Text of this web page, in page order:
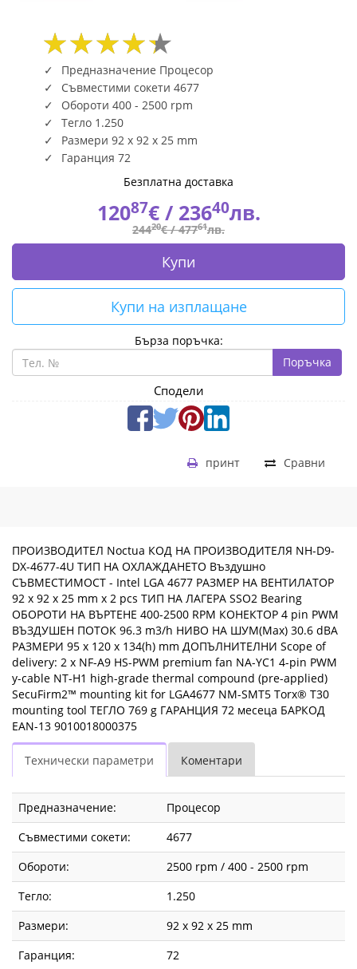
4U
(5636)
|
Fly.bg
Предназначение Процесор
Съвместими сокети 4677
Обороти 400 - 2500 rpm
Тегло 1.250
Размери 92 x 92 x 25 mm
Гаранция 72
Безплатна доставка
12087€ / 23640лв.
24420€ /47761лв.
Купи
Купи на изплащане
Бърза поръчка:
Поръчка
Сподели
Сравни
принт
ПРОИЗВОДИТЕЛ Noctua КОД НА ПРОИЗВОДИТЕЛЯ NH-D9-
DX-4677-4U ТИП НА ОХЛАЖДАНЕТО Въздушно
СЪВМЕСТИМОСТ - Intel LGA 4677 РАЗМЕР НА ВЕНТИЛАТОР
92 x 92 x 25 mm x 2 pcs ТИП НА ЛАГЕРА SSO2 Bearing
ОБОРОТИ НА ВЪРТЕНЕ 400-2500 RPM КОНЕКТОР 4 pin PWM
ВЪЗДУШЕН ПОТОК 96.3 m3/h НИВО НА ШУМ(Max) 30.6 dBA
РАЗМЕРИ 95 x 120 x 134(h) mm ДОПЪЛНИТЕЛНИ Scope of
delivery: 2 x NF-A9 HS-PWM premium fan NA-YC1 4-pin PWM
y-cable NT-H1 high-grade thermal compound (pre-applied)
SecuFirm2™ mounting kit for LGA4677 NM-SMT5 Torx® T30
mounting tool ТЕГЛО 769 g ГАРАНЦИЯ 72 месеца БАРКОД
EAN-13 9010018000375
Технически параметри Коментари
Предназначение:
Процесор
Съвместими сокети:
4677
Обороти:
2500 rpm / 400 - 2500 rpm
Тегло:
1.250
Размери:
92 x 92 x 25 mm
Гаранция:
72